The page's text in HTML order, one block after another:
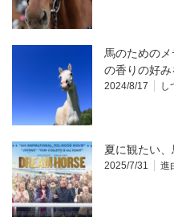
馬のための
の香りの好み
2024/8/17 し
夏に観たい
2025/7/31 進